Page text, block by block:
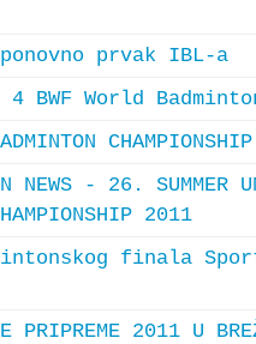
prvak IBL-a
BWF World
NEWS - 26.
2011
finala
PRIPREME 2011 U